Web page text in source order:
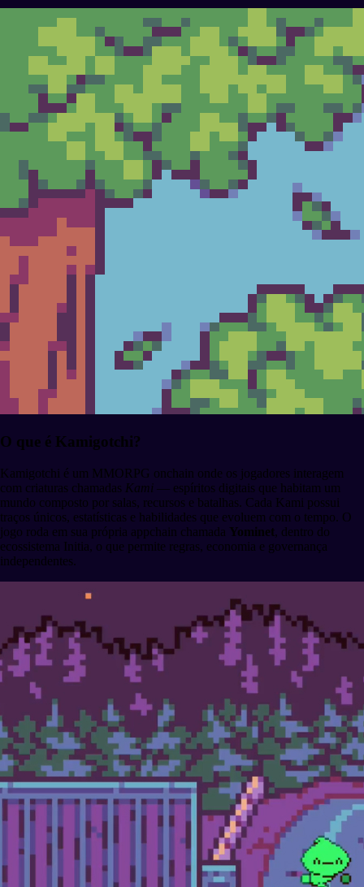
O que é Kamigotchi?
Kamigotchi é um MMORPG onchain onde os jogadores interagem
com criaturas chamadas Kami — espíritos digitais que habitam um
mundo composto por salas, recursos e batalhas. Cada Kami possui
traços únicos, estatísticas e habilidades que evoluem com o tempo. O
jogo roda em sua própria appchain chamada Yominet, dentro do
ecossistema Initia, o que permite regras, economia e governança
independentes.